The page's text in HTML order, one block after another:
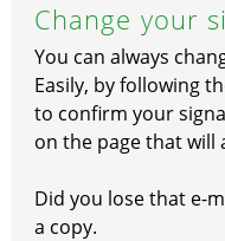
Change your
You can always
Easily, by following
to confirm your
on the page that will
Did you lose that e-
a copy.